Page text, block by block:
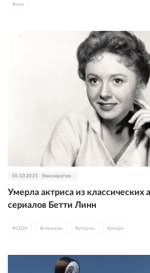
#поп
18.10.2021 Кинократия
Умерла актриса из классических
сериалов Бетти Линн
#США #сериалы #утраты #ретро